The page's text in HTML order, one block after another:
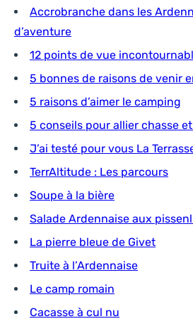
Accrobranche dans les
d’aventure
12 points de vue
5 bonnes de raisons de venir
5 raisons d’aimer le camping
5 conseils pour allier chasse
J’ai testé pour vous La
TerrAltitude : Les parcours
Soupe à la bière
Salade Ardennaise aux
La pierre bleue de Givet
Truite à l’Ardennaise
Le camp romain
Cacasse à cul nu